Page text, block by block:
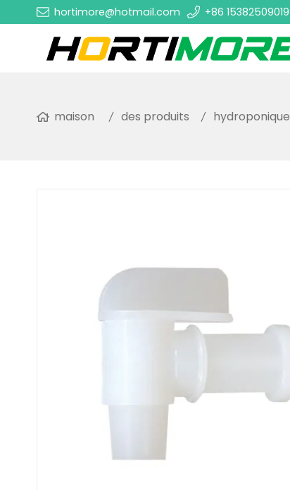
hortimore@hotmail.com +86 15382509019
maison des produits hydroponique